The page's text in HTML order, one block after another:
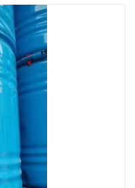
萄糖
檬酸
糖酸钠
二氢钾
酸钠